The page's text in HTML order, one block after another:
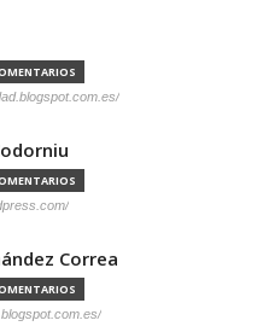
Correa